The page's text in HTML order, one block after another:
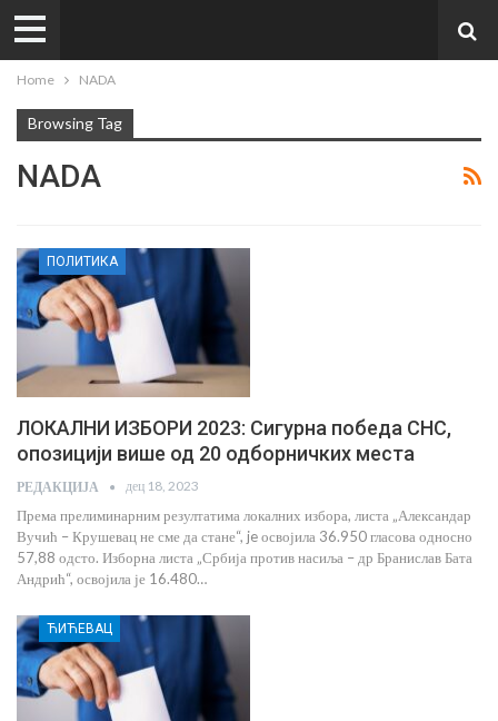
Home NADA
Browsing Tag
NADA
ПОЛИТИКА
ЛОКАЛНИ ИЗБОРИ 2023: Сигурна победа СНС,
опозицији више од 20 одборничких места
РЕДАКЦИЈА дец 18, 2023
Према прелиминарним резултатима локалних избора, листа „Александар
Вучић – Крушевац не сме да стане“, je освојила 36.950 гласова односно
57,88 одсто. Изборна листа „Србија против насиља – др Бранислав Бата
Андрић“, освојила је 16.480…
ЋИЋЕВАЦ